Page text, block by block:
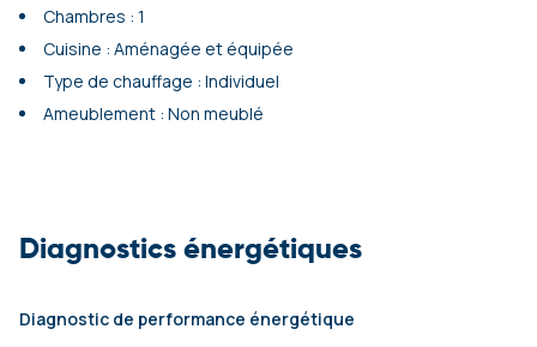
Chambres : 1
Cuisine : Aménagée et équipée
Type de chauffage : Individuel
Ameublement : Non meublé
Diagnostics énergétiques
Diagnostic de performance énergétique